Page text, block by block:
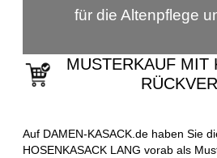
für die Altenpflege
MUSTERKAUF MIT
Auf DAMEN-KASACK.de haben Sie
HOSENKASACK LANG vorab als